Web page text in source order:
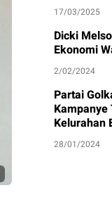
17/03/2025
Dicki
Ekonomi
2/02/2024
Partai
Kelurahan
28/01/2024